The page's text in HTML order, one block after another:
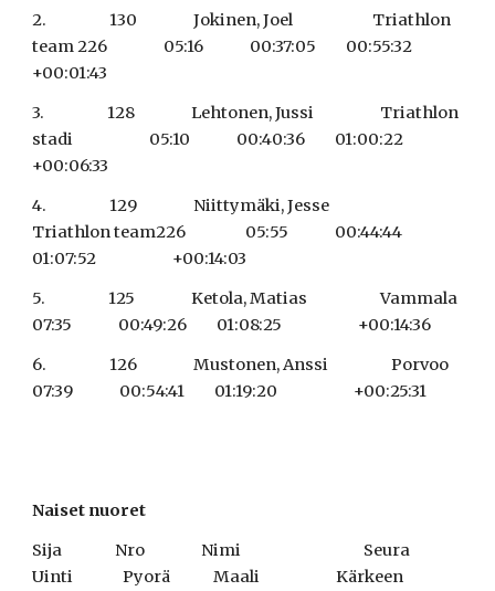
2.                   130                 Jokinen, Joel                        Triathlon
team 226                 05:16              00:37:05         00:55:32
+00:01:43
3.                   128                 Lehtonen, Jussi                    Triathlon
stadi                       05:10              00:40:36         01:00:22
+00:06:33
4.                   129                 Niittymäki, Jesse
Triathlon team226                  05:55              00:44:44
01:07:52                       +00:14:03
5.                   125                 Ketola, Matias                      Vammala
07:35              00:49:26         01:08:25                       +00:14:36
6.                   126                 Mustonen, Anssi                   Porvoo
07:39              00:54:41         01:19:20                       +00:25:31
Naiset nuoret
Sija                Nro                 Nimi                                     Seura
Uinti               Pyorä             Maali                       Kärkeen